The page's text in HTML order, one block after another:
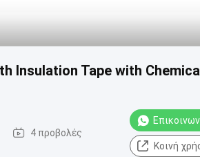
Insulation Tape with
4 προβολές
Κοινή